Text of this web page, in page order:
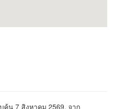
ค้น 7 สิงหาคม 2569, จาก